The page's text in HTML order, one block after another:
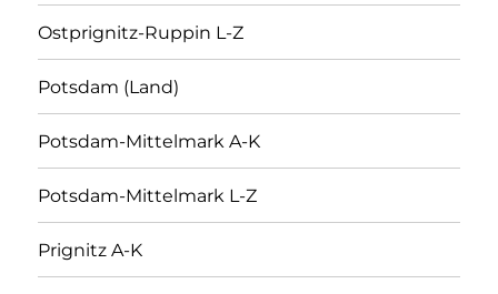
Ostprignitz-Ruppin L-Z
Potsdam (Land)
Potsdam-Mittelmark A-K
Potsdam-Mittelmark L-Z
Prignitz A-K